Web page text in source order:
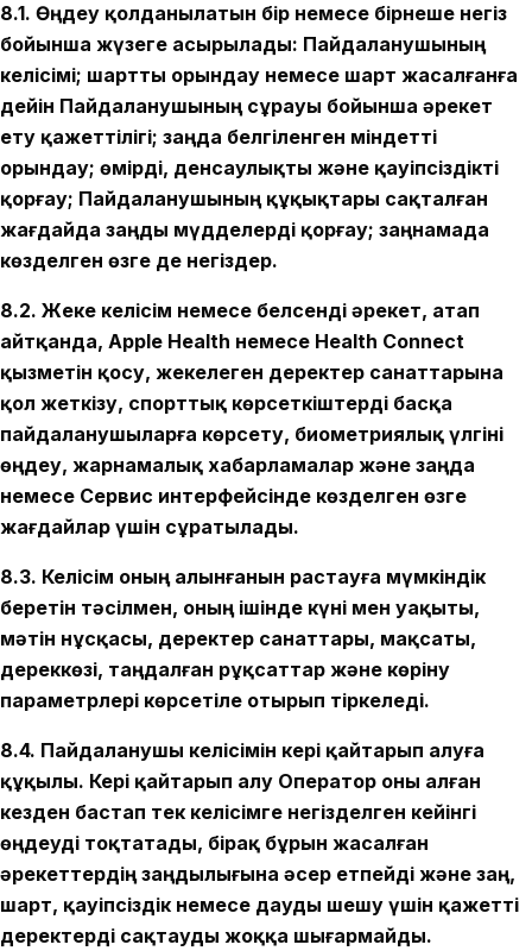
8.1. Өңдеу қолданылатын бір немесе бірнеше негіз
бойынша жүзеге асырылады: Пайдаланушының
келісімі; шартты орындау немесе шарт жасалғанға
дейін Пайдаланушының сұрауы бойынша әрекет
ету қажеттілігі; заңда белгіленген міндетті
орындау; өмірді, денсаулықты және қауіпсіздікті
қорғау; Пайдаланушының құқықтары сақталған
жағдайда заңды мүдделерді қорғау; заңнамада
көзделген өзге де негіздер.
8.2. Жеке келісім немесе белсенді әрекет, атап
айтқанда, Apple Health немесе Health Connect
қызметін қосу, жекелеген деректер санаттарына
қол жеткізу, спорттық көрсеткіштерді басқа
пайдаланушыларға көрсету, биометриялық үлгіні
өңдеу, жарнамалық хабарламалар және заңда
немесе Сервис интерфейсінде көзделген өзге
жағдайлар үшін сұратылады.
8.3. Келісім оның алынғанын растауға мүмкіндік
беретін тәсілмен, оның ішінде күні мен уақыты,
мәтін нұсқасы, деректер санаттары, мақсаты,
дереккөзі, таңдалған рұқсаттар және көріну
параметрлері көрсетіле отырып тіркеледі.
8.4. Пайдаланушы келісімін кері қайтарып алуға
құқылы. Кері қайтарып алу Оператор оны алған
кезден бастап тек келісімге негізделген кейінгі
өңдеуді тоқтатады, бірақ бұрын жасалған
әрекеттердің заңдылығына әсер етпейді және заң,
шарт, қауіпсіздік немесе дауды шешу үшін қажетті
деректерді сақтауды жоққа шығармайды.